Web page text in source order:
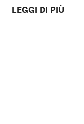
LEGGI DI PIÙ